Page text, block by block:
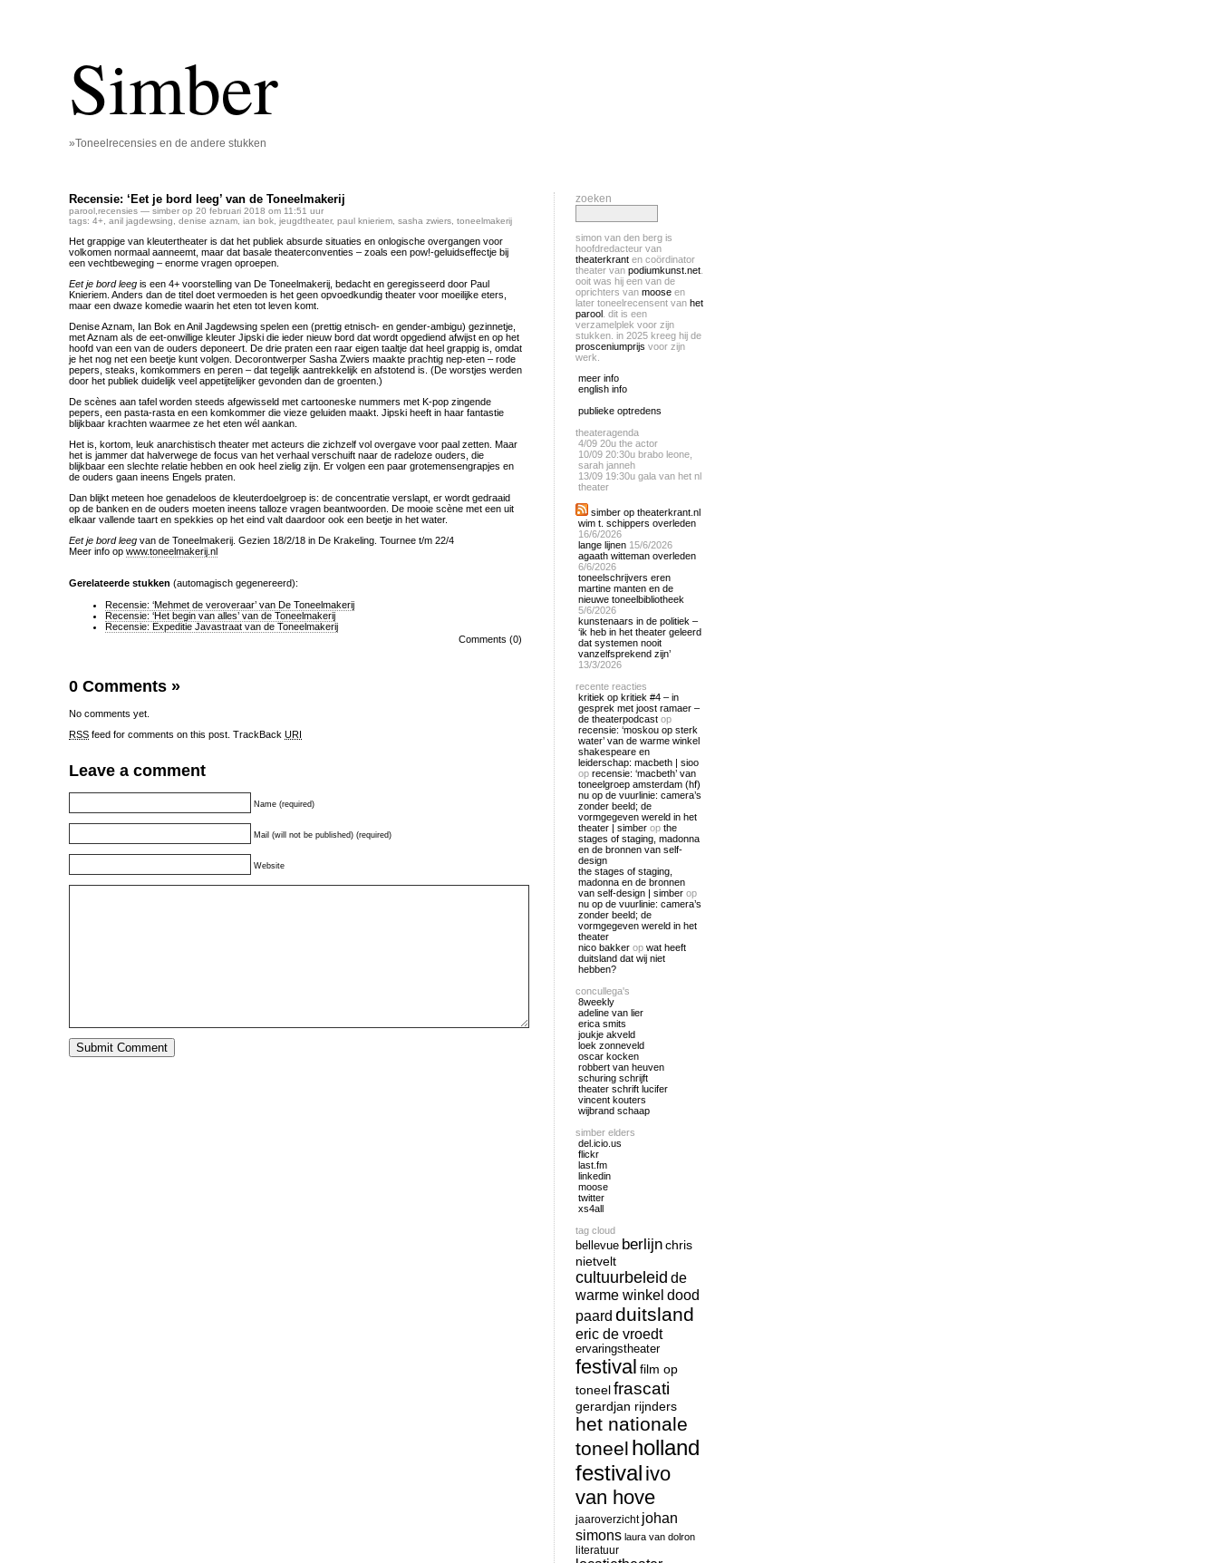
Simber
»Toneelrecensies en de andere stukken
Recensie: ‘Eet je bord leeg’ van de Toneelmakerij
parool recensies — simber op 20 februari 2018 om 11:51 uur
tags: 4+ anil jagdewsing denise aznam ian bok jeugdtheater, paul knieriem sasha zwiers toneelmakerij
Het grappige van kleutertheater is dat het publiek absurde situaties en onlogische overgangen voor
volkomen normaal aanneemt, maar dat basale theaterconventies – zoals een pow!-geluidseffectje bij
een vechtbeweging – enorme vragen oproepen.
Eet je bord leeg is een 4+ voorstelling van De Toneelmakerij, bedacht en geregisseerd door Paul
Knieriem. Anders dan de titel doet vermoeden is het geen opvoedkundig theater voor moeilijke eters,
maar een dwaze komedie waarin het eten tot leven komt.
Denise Aznam, Ian Bok en Anil Jagdewsing spelen een (prettig etnisch- en gender-ambigu) gezinnetje,
met Aznam als de eet-onwillige kleuter Jipski die ieder nieuw bord dat wordt opgediend afwijst en op het
hoofd van een van de ouders deponeert. De drie praten een raar eigen taaltje dat heel grappig is, omdat
je het nog net een beetje kunt volgen. Decorontwerper Sasha Zwiers maakte prachtig nep-eten – rode
pepers, steaks, komkommers en peren – dat tegelijk aantrekkelijk en afstotend is. (De worstjes werden
door het publiek duidelijk veel appetijtelijker gevonden dan de groenten.)
De scènes aan tafel worden steeds afgewisseld met cartooneske nummers met K-pop zingende
pepers, een pasta-rasta en een komkommer die vieze geluiden maakt. Jipski heeft in haar fantastie
blijkbaar krachten waarmee ze het eten wél aankan.
Het is, kortom, leuk anarchistisch theater met acteurs die zichzelf vol overgave voor paal zetten. Maar
het is jammer dat halverwege de focus van het verhaal verschuift naar de radeloze ouders, die
blijkbaar een slechte relatie hebben en ook heel zielig zijn. Er volgen een paar grotemensengrapjes en
de ouders gaan ineens Engels praten.
Dan blijkt meteen hoe genadeloos de kleuterdoelgroep is: de concentratie verslapt, er wordt gedraaid
op de banken en de ouders moeten ineens talloze vragen beantwoorden. De mooie scène met een uit
elkaar vallende taart en spekkies op het eind valt daardoor ook een beetje in het water.
Eet je bord leeg van de Toneelmakerij. Gezien 18/2/18 in De Krakeling. Tournee t/m 22/4
Meer info op www.toneelmakerij.nl
Gerelateerde stukken (automagisch gegenereerd):
Recensie: ‘Mehmet de veroveraar’ van De Toneelmakerij
Recensie: ‘Het begin van alles’ van de Toneelmakerij
Recensie: Expeditie Javastraat van de Toneelmakerij
Comments (0)
0 Comments »
No comments yet.
RSS feed for comments on this post. TrackBack URI
Leave a comment
Name (required)
Mail (will not be published) (required)
Website
zoeken
simon van den berg is
hoofdredacteur van
theaterkrant en coördinator
theater van podiumkunst.net
ooit was hij een van de
oprichters van moose en
later toneelrecensent van het
parool . dit is een
verzamelplek voor zijn
stukken. in 2025 kreeg hij de
prosceniumprijs voor zijn
werk.
meer info
english info
publieke optredens
theateragenda
4/09 20u the actor
10/09 20:30u brabo leone,
sarah janneh
13/09 19:30u gala van het nl
theater
simber op theaterkrant.nl
wim t. schippers overleden
16/6/2026
lange lijnen 15/6/2026
agaath witteman overleden
6/6/2026
toneelschrijvers eren
martine manten en de
nieuwe toneelbibliotheek
5/6/2026
kunstenaars in de politiek –
‘ik heb in het theater geleerd
dat systemen nooit
vanzelfsprekend zijn’
13/3/2026
recente reacties
kritiek op kritiek #4 – in
gesprek met joost ramaer –
de theaterpodcast op
recensie: ‘moskou op sterk
water’ van de warme winkel
shakespeare en
leiderschap: macbeth | sioo
op recensie: ‘macbeth’ van
toneelgroep amsterdam (hf)
nu op de vuurlinie: camera’s
zonder beeld; de
vormgegeven wereld in het
theater | simber op the
stages of staging, madonna
en de bronnen van self-
design
the stages of staging,
madonna en de bronnen
van self-design | simber op
nu op de vuurlinie: camera’s
zonder beeld; de
vormgegeven wereld in het
theater
nico bakker op wat heeft
duitsland dat wij niet
hebben?
concullega's
8weekly
adeline van lier
erica smits
joukje akveld
loek zonneveld
oscar kocken
robbert van heuven
schuring schrijft
theater schrift lucifer
vincent kouters
wijbrand schaap
simber elders
del.icio.us
flickr
last.fm
linkedin
moose
twitter
xs4all
tag cloud
bellevue berlijnchris
nietvelt
cultuurbeleid de
warme winkel dood
paard duitsland
eric de vroedt
ervaringstheater
festival film op
toneelfrascati
gerardjan rijnders
het nationale
toneel holland
festival ivo
van hove
jaaroverzicht johan
simons laura van dolron
literatuur